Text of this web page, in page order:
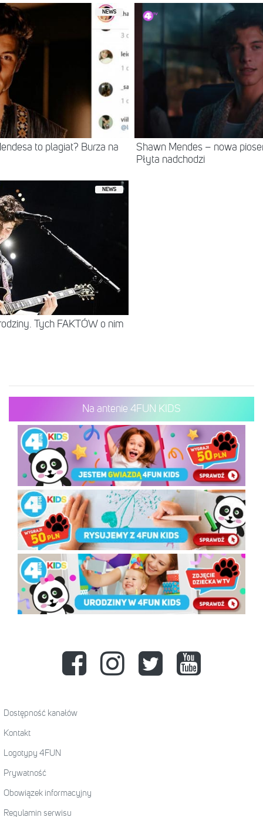
NEWS
to plagiat? Burza na
Shawn Mendes – nowa
Płyta nadchodzi
NEWS
Tych FAKTÓW o nim
Na antenie 4FUN KIDS
Dostępność kanałów
Kontakt
Logotypy 4FUN
Prywatność
Obowiązek informacyjny
Regulamin serwisu